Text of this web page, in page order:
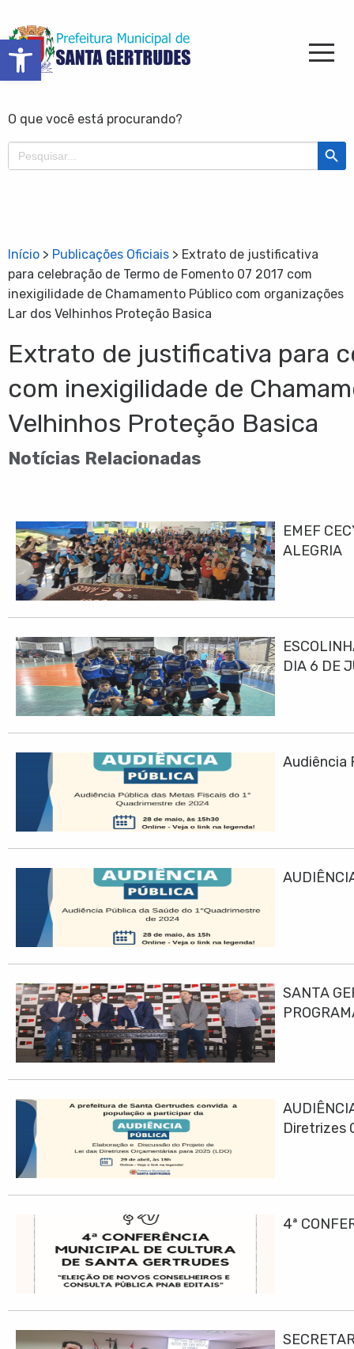
Barra de Ferramentas Aberta
O que você está procurando?
Search
for:
Search
Início > Publicações Oficiais > Extrato de justificativa
para celebração de Termo de Fomento 07 2017 com
inexigilidade de Chamamento Público com organizações
Lar dos Velhinhos Proteção Basica
Extrato de justificativa para
com inexigilidade de
Velhinhos Proteção Basica
Notícias Relacionadas
EMEF
ALEGRIA
DIA 6 DE
Audiência
SANTA
Diretrizes
4ª